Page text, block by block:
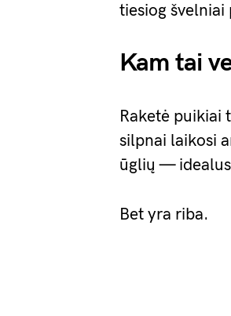
tiesiog
Kam tai
Raketė puikiai
silpnai laikosi
ūglių —
Bet yra riba.